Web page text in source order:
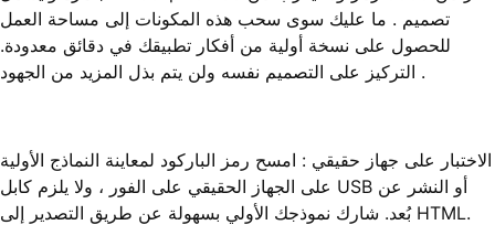
تصميم . ما عليك سوى سحب هذه المكونات إلى مساحة العمل
للحصول على نسخة أولية من أفكار تطبيقك في دقائق معدودة.
التركيز على التصميم نفسه ولن يتم بذل المزيد من الجهود .
الاختبار على جهاز حقيقي : امسح رمز الباركود لمعاينة النماذج الأولية
على الجهاز الحقيقي على الفور ، ولا يلزم كابل USB أو النشر عن
بُعد. شارك نموذجك الأولي بسهولة عن طريق التصدير إلى HTML.